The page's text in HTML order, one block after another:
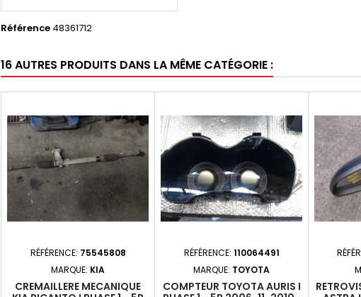
Référence 48361712
16 AUTRES PRODUITS DANS LA MÊME CATÉGORIE :
RÉFÉRENCE: 75545808
MARQUE: KIA
CREMAILLERE MECANIQUE
RÉFÉRENCE: 110064491
MARQUE: TOYOTA
COMPTEUR TOYOTA AURIS I